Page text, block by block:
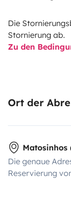
Die
Stornierung ab.
Zu den
Ort der
Matosinhos
Die genaue
Reservierung